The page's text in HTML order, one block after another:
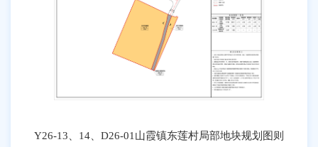
Y26-13、14、D26-01山霞镇东莲村局部地块规划图则